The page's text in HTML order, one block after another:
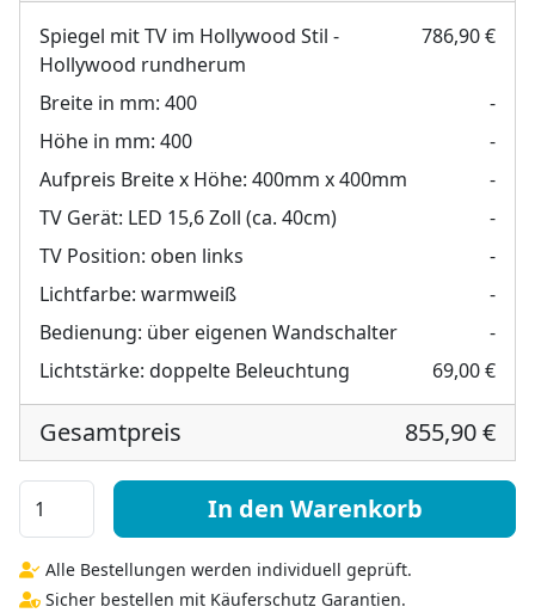
Spiegel mit TV im Hollywood Stil -
Hollywood rundherum
786,90 €
Breite in mm: 400
-
Höhe in mm: 400
-
Aufpreis Breite x Höhe: 400mm x 400mm
-
TV Gerät: LED 15,6 Zoll (ca. 40cm)
-
TV Position: oben links
-
Lichtfarbe: warmweiß
-
Bedienung: über eigenen Wandschalter
-
Lichtstärke: doppelte Beleuchtung 69,00 €
Gesamtpreis 855,90 €
Spiegel mit TV im Hollywood Stil - Hollywood
In den Warenkorb
Alle Bestellungen werden individuell geprüft.
Sicher bestellen mit Käuferschutz Garantien.